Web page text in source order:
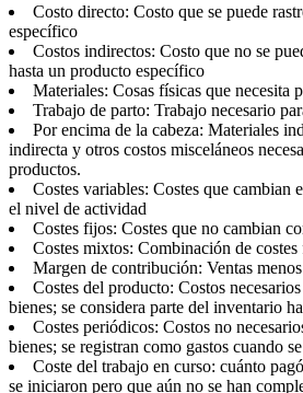
Costo directo: Costo que se puede
específico
Costos indirectos: Costo que no se
hasta un producto específico
Materiales: Cosas físicas que necesita
Trabajo de parto: Trabajo necesario
Por encima de la cabeza: Materiales
indirecta y otros costos misceláneos
productos.
Costes variables: Costes que cambian
el nivel de actividad
Costes fijos: Costes que no cambian
Costes mixtos: Combinación de
Margen de contribución: Ventas
Costes del producto: Costos
bienes; se considera parte del inventario
Costes periódicos: Costos no
bienes; se registran como gastos cuando
Coste del trabajo en curso: cuánto
se iniciaron pero que aún no se han